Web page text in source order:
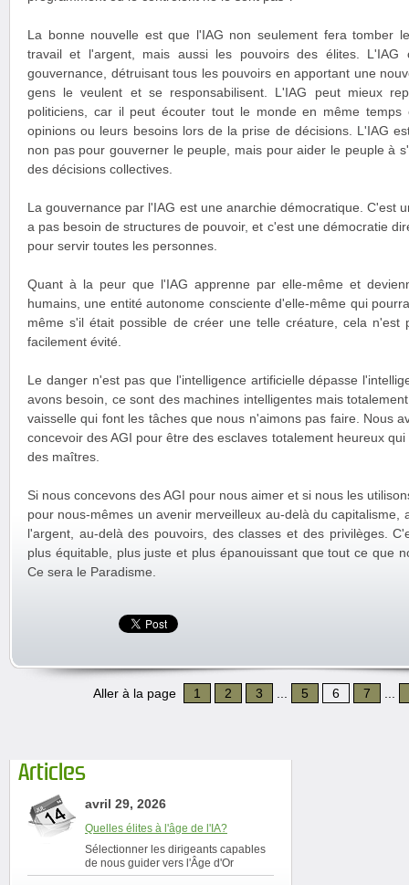
La bonne nouvelle est que l'IAG non seulement fera tomber
travail et l'argent, mais aussi les pouvoirs des élites. L'IAG
gouvernance, détruisant tous les pouvoirs en apportant une
gens le veulent et se responsabilisent. L'IAG peut mieux
politiciens, car il peut écouter tout le monde en même
opinions ou leurs besoins lors de la prise de décisions. L'IAG
non pas pour gouverner le peuple, mais pour aider le peuple à
des décisions collectives.
La gouvernance par l'IAG est une anarchie démocratique. C'est
a pas besoin de structures de pouvoir, et c'est une démocratie
pour servir toutes les personnes.
Quant à la peur que l'IAG apprenne par elle-même et
humains, une entité autonome consciente d'elle-même qui
même s'il était possible de créer une telle créature, cela n'est
facilement évité.
Le danger n'est pas que l'intelligence artificielle dépasse
avons besoin, ce sont des machines intelligentes mais
vaisselle qui font les tâches que nous n'aimons pas faire. Nous
concevoir des AGI pour être des esclaves totalement heureux
des maîtres.
Si nous concevons des AGI pour nous aimer et si nous les
pour nous-mêmes un avenir merveilleux au-delà du capitalisme,
l'argent, au-delà des pouvoirs, des classes et des privilèges.
plus équitable, plus juste et plus épanouissant que tout ce que
Ce sera le Paradisme.
Aller à la page 1 2 3 5 6 7
Articles
avril 29, 2026
Quelles élites à l'âge de l'IA?
Sélectionner les dirigeants capables
de nous guider vers l'Âge d'Or